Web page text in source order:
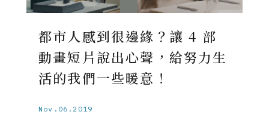
都市人感到很邊緣？讓 4 部
動畫短片說出心聲，給努力生
活的我們一些暖意！
Nov.06.2019